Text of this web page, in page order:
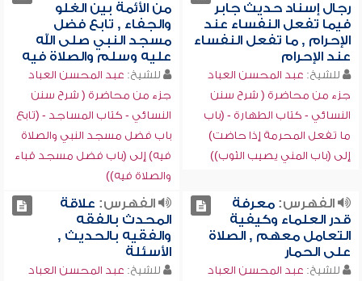
رجال إسناد حديث جابر
فيما تفعل النفساء عند
الإحرام , ما تفعل النفساء
عند الإحرام
للشيخ: عبد المحسن العباد
جزء من محاضرة ( شرح سنن
النسائي - كتاب الطهارة - (باب
ما تفعل المحرمة إذا حاضت)
إلى (باب المني يصيب الثوب))
من الأئمة بين الغلو
والجفاء , تابع فضل
مسجد النبي صلى الله
عليه وسلم والصلاة فيه
للشيخ: عبد المحسن العباد
جزء من محاضرة ( شرح سنن
النسائي - كتاب المساجد - (تابع
باب فضل مسجد النبي والصلاة
فيه) إلى (باب فضل مسجد قباء
والصلاة فيه))
الفهرس:معرفة
قدر العلماء وكيفية
التعامل معهم , الصلاة
على الحمار
للشيخ: عبد المحسن العباد
الفهرس: علاقة
المحدث بالفقه
والفقيه بالحديث ,
الأسئلة
للشيخ: عبد المحسن العباد